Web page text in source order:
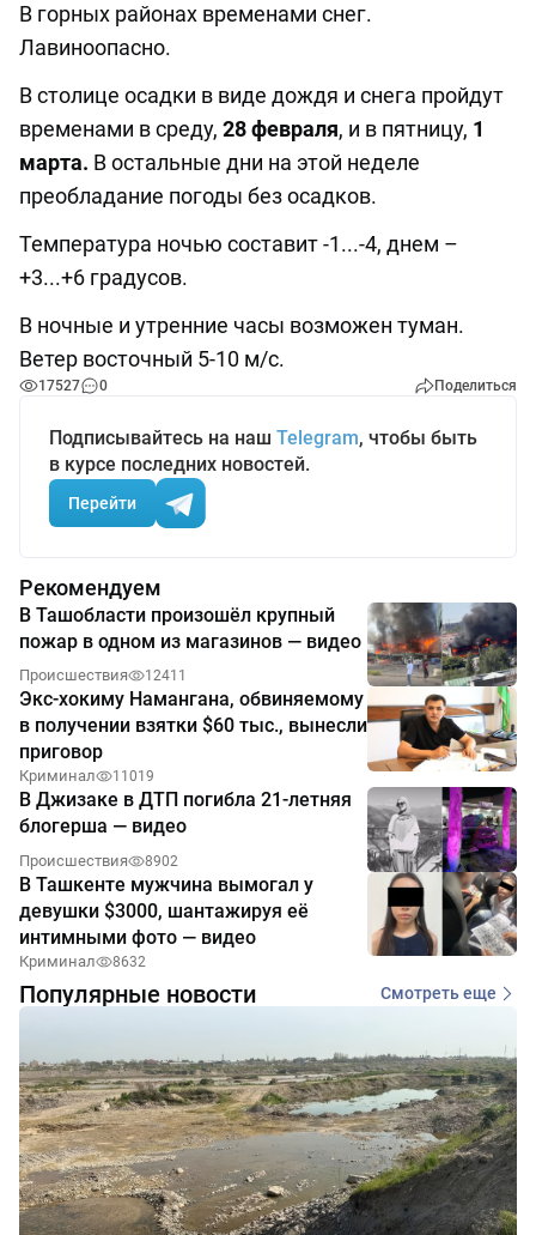
В горных районах временами снег.
Лавиноопасно.
В столице осадки в виде дождя и снега пройдут
временами в среду, 28 февраля, и в пятницу, 1
марта. В остальные дни на этой неделе
преобладание погоды без осадков.
Температура ночью составит -1...-4, днем –
+3...+6 градусов.
В ночные и утренние часы возможен туман.
Ветер восточный 5-10 м/с.
17527 0 Поделиться
Подписывайтесь на наш Telegram, чтобы быть
в курсе последних новостей.
Перейти
Рекомендуем
В Ташобласти произошёл крупный
пожар в одном из магазинов — видео
Происшествия 12411
Экс-хокиму Намангана, обвиняемому
в получении взятки $60 тыс., вынесли
приговор
Криминал 11019
В Джизаке в ДТП погибла 21-летняя
блогерша — видео
Происшествия 8902
В Ташкенте мужчина вымогал у
девушки $3000, шантажируя её
интимными фото — видео
Криминал 8632
Популярные новости Смотреть еще